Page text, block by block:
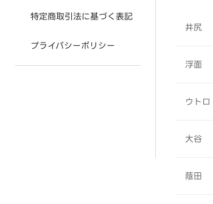
特定商取引法に基づく表記
プライバシーポリシー
井尻
浮面
ウトロ
大谷
蔭田